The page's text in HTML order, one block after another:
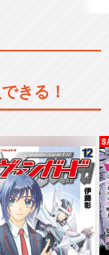
きる！